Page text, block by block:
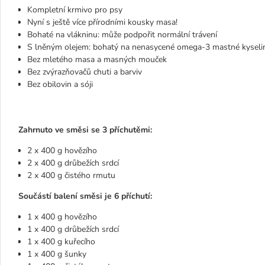
Kompletní krmivo pro psy
Nyní s ještě více přírodními kousky masa!
Bohaté na vlákninu: může podpořit normální trávení
S lněným olejem: bohatý na nenasycené omega-3 mastné
Bez mletého masa a masných mouček
Bez zvýrazňovačů chuti a barviv
Bez obilovin a sóji
Zahrnuto ve směsi se 3 příchutěmi:
2 x 400 g hovězího
2 x 400 g drůbežích srdcí
2 x 400 g čistého rmutu
Součástí balení směsi je 6 příchutí:
1 x 400 g hovězího
1 x 400 g drůbežích srdcí
1 x 400 g kuřecího
1 x 400 g šunky